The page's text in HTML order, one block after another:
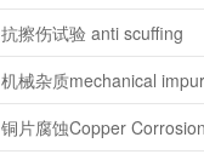
抗擦伤试验 anti scuffing
机械杂质mechanical
铜片腐蚀Copper